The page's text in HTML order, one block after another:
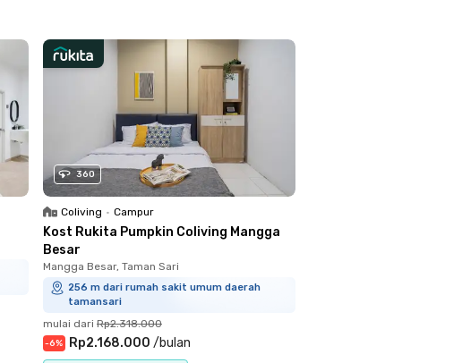
360
Coliving • Campur
Kost Rukita Pumpkin Coliving Mangga
Besar
Mangga Besar, Taman Sari
256 m dari rumah sakit umum daerah
tamansari
mulai dari Rp2.318.000
-6% Rp2.168.000 /bulan